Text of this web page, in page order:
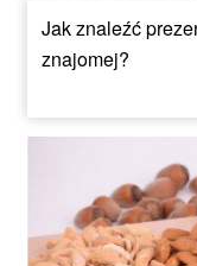
Jak znaleźć
znajomej?